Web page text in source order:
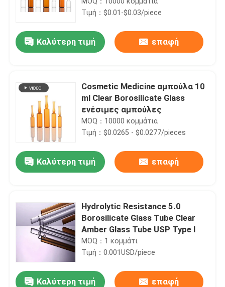
Τιμή：$0.01-$0.03/piece
Καλύτερη τιμή επαφή
Cosmetic Medicine αμπούλα 10
ml Clear Borosilicate Glass
ενέσιμες αμπούλες
MOQ：10000 κομμάτια
Τιμή：$0.0265 - $0.0277/pieces
Καλύτερη τιμή επαφή
Hydrolytic Resistance 5.0
Borosilicate Glass Tube Clear
Amber Glass Tube USP Type I
MOQ：1 κομμάτι
Τιμή：0.001USD/piece
Καλύτερη τιμή επαφή